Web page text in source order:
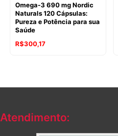
Omega-3 690 mg Nordic
Naturals 120 Cápsulas:
Pureza e Potência para sua
Saúde
R$300,17
Atendimento: